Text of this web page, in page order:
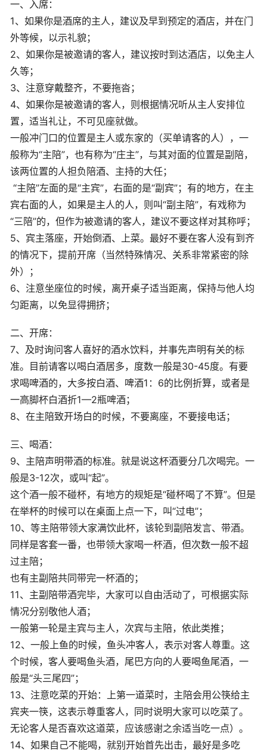
一、入席：
1、如果你是酒席的主人，建议及早到预定的酒店，并在门
外等候，以示礼貌；
2、如果你是被邀请的客人，建议按时到达酒店，以免主人
久等；
3、注意穿戴整齐，不要拖沓；
4、如果你是被邀请的客人，则根据情况听从主人安排位
置，适当礼让，不可见座就做。
一般冲门口的位置是主人或东家的（买单请客的人），一
般称为“主陪”，也有称为“庄主”，与其对面的位置是副陪，
该两位置的人担负陪酒、主持的大任；
“主陪”左面的是“主宾”，右面的是“副宾”；有的地方，在主
宾右面的人，如果是主人的人，则叫“副主陪”，有戏称为
“三陪”的，但作为被邀请的客人，建议不要这样对其称呼；
5、宾主落座，开始倒酒、上菜。最好不要在客人没有到齐
的情况下，提前开席（当然特殊情况、关系非常紧密的除
外）；
6、注意坐座位的时候，离开桌子适当距离，保持与他人均
匀距离，以免显得拥挤；
二、开席：
7、及时询问客人喜好的酒水饮料，并事先声明有关的标
准。目前请客以喝白酒居多，度数一般是30-45度。有要
求喝啤酒的，大多按白酒、啤酒1：6的比例折算，或者是
一高脚杯白酒折1—2瓶啤酒；
8、在主陪致开场白的时候，不要离座，不要接电话；
三、喝酒：
9、主陪声明带酒的标准。就是说这杯酒要分几次喝完。一
般是3-12次，或叫“起”。
这个酒一般不碰杯，有地方的规矩是“碰杯喝了不算”。但是
在举杯的时候可以在桌面上点一下，叫“过电”；
10、等主陪带领大家满饮此杯，该轮到副陪发言、带酒。
同样是客套一番，也带领大家喝一杯酒，但次数一般不超
过主陪；
也有主副陪共同带完一杯酒的；
11、主副陪带酒完毕，大家可以自由活动了，可根据实际
情况分别敬他人酒；
一般第一轮是主宾与主人，次宾与主陪，依此类推；
12、一般上鱼的时候，鱼头冲客人，表示对客人尊重。这
个时候，客人要喝鱼头酒，尾巴方向的人要喝鱼尾酒，一
般是“头三尾四”；
13、注意吃菜的开始：上第一道菜时，主陪会用公筷给主
宾夹一筷，这表示尊重客人，同时说明大家可以吃菜了。
无论客人是否喜欢这道菜，应该感谢之余适当吃一点）。
14、如果自己不能喝，就别开始首先出击，最好是多吃